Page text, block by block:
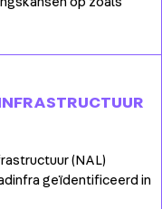
(NAL)
geïdentificeerd in